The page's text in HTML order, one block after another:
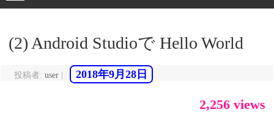
(2) Android Studioで Hello World
投稿者: user 2018年9月28日
2,256 views